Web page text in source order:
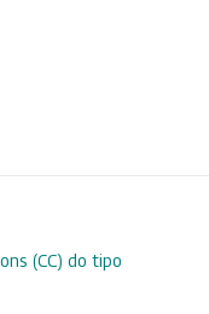
(CC) do tipo